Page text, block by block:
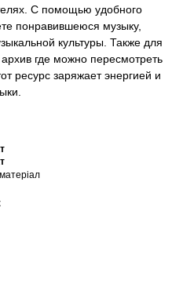
С помощью удобного
понравившеюся музыку,
культуры. Также для
где можно пересмотреть
ресурс заряжает энергией и